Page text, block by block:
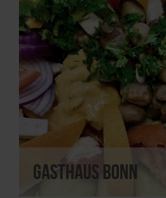
Gasthaus Bonn